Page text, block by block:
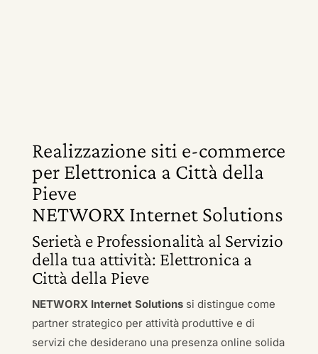
Realizzazione siti e-commerce
per Elettronica a Città della
Pieve
NETWORX Internet Solutions
Serietà e Professionalità al Servizio
della tua attività: Elettronica a
Città della Pieve
NETWORX Internet Solutionssi distingue come
partner strategico per attività produttive e di
servizi che desiderano una presenza online solida